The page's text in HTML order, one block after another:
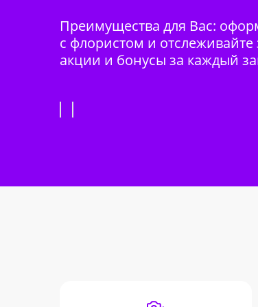
Преимущества для Вас:
с флористом и
акции и бонусы за каждый